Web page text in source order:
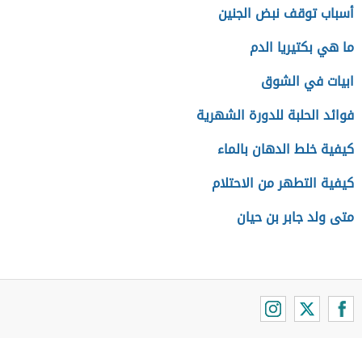
أسباب توقف نبض الجنين
ما هي بكتيريا الدم
ابيات في الشوق
فوائد الحلبة للدورة الشهرية
كيفية خلط الدهان بالماء
كيفية التطهر من الاحتلام
متى ولد جابر بن حيان